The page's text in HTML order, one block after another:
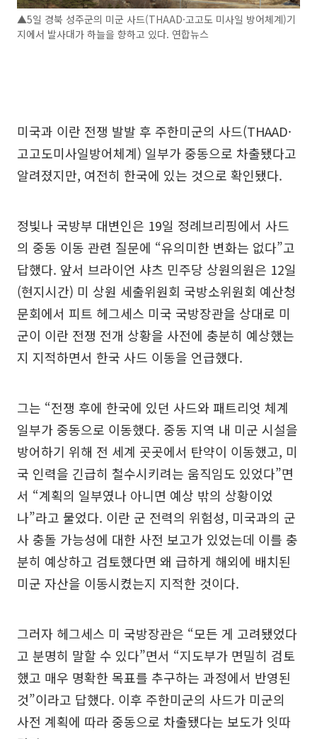
▲5일 경북 성주군의 미군 사드(THAAD·고고도 미사일 방어체계)기
지에서 발사대가 하늘을 향하고 있다. 연합뉴스
미국과 이란 전쟁 발발 후 주한미군의 사드(THAAD·
고고도미사일방어체계) 일부가 중동으로 차출됐다고
알려졌지만, 여전히 한국에 있는 것으로 확인됐다.
정빛나 국방부 대변인은 19일 정례브리핑에서 사드
의 중동 이동 관련 질문에 “유의미한 변화는 없다”고
답했다. 앞서 브라이언 샤츠 민주당 상원의원은 12일
(현지시간) 미 상원 세출위원회 국방소위원회 예산청
문회에서 피트 헤그세스 미국 국방장관을 상대로 미
군이 이란 전쟁 전개 상황을 사전에 충분히 예상했는
지 지적하면서 한국 사드 이동을 언급했다.
그는 “전쟁 후에 한국에 있던 사드와 패트리엇 체계
일부가 중동으로 이동했다. 중동 지역 내 미군 시설을
방어하기 위해 전 세계 곳곳에서 탄약이 이동했고, 미
국 인력을 긴급히 철수시키려는 움직임도 있었다”면
서 “계획의 일부였나 아니면 예상 밖의 상황이었
나”라고 물었다. 이란 군 전력의 위험성, 미국과의 군
사 충돌 가능성에 대한 사전 보고가 있었는데 이를 충
분히 예상하고 검토했다면 왜 급하게 해외에 배치된
미군 자산을 이동시켰는지 지적한 것이다.
그러자 헤그세스 미 국방장관은 “모든 게 고려됐었다
고 분명히 말할 수 있다”면서 “지도부가 면밀히 검토
했고 매우 명확한 목표를 추구하는 과정에서 반영된
것”이라고 답했다. 이후 주한미군의 사드가 미군의
사전 계획에 따라 중동으로 차출됐다는 보도가 잇따